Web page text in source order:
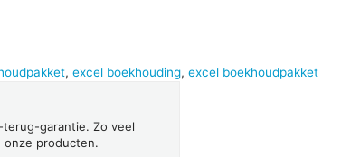
, excel boekhouding, excel boekhoudpakket
garantie. Zo veel
producten.